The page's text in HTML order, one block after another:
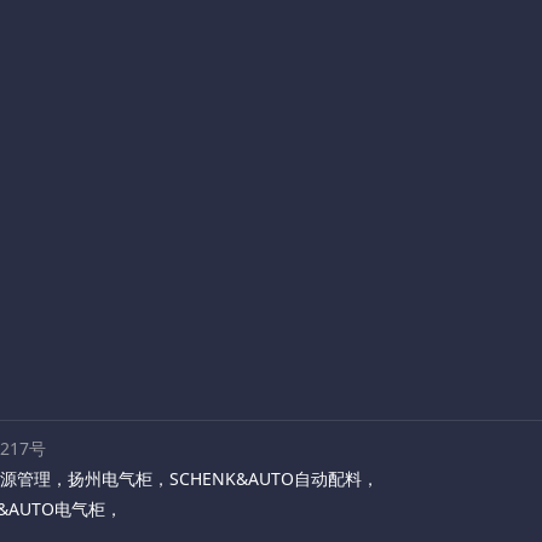
号
管理 ， 扬州电气柜， SCHENK&AUTO自动配料，
电气柜 ，